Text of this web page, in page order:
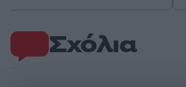
Σχόλια